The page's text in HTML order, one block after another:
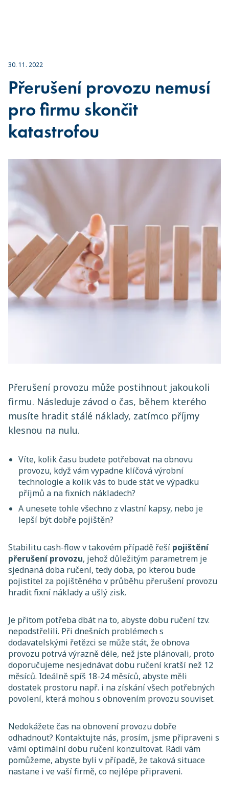
30. 11. 2022
Přerušení provozu nemusí
pro firmu skončit
katastrofou
Přerušení provozu může postihnout jakoukoli
firmu. Následuje závod o čas, během kterého
musíte hradit stálé náklady, zatímco příjmy
klesnou na nulu.
Víte, kolik času budete potřebovat na obnovu
provozu, když vám vypadne klíčová výrobní
technologie a kolik vás to bude stát ve výpadku
příjmů a na fixních nákladech?
A unesete tohle všechno z vlastní kapsy, nebo je
lepší být dobře pojištěn?
Stabilitu cash-flow v takovém případě řeší pojištění
přerušení provozu, jehož důležitým parametrem je
sjednaná doba ručení, tedy doba, po kterou bude
pojistitel za pojištěného v průběhu přerušení provozu
hradit fixní náklady a ušlý zisk.
Je přitom potřeba dbát na to, abyste dobu ručení tzv.
nepodstřelili. Při dnešních problémech s
dodavatelskými řetězci se může stát, že obnova
provozu potrvá výrazně déle, než jste plánovali, proto
doporučujeme nesjednávat dobu ručení kratší než 12
měsíců. Ideálně spíš 18-24 měsíců, abyste měli
dostatek prostoru např. i na získání všech potřebných
povolení, která mohou s obnovením provozu souviset.
Nedokážete čas na obnovení provozu dobře
odhadnout? Kontaktujte nás, prosím, jsme připraveni s
vámi optimální dobu ručení konzultovat. Rádi vám
pomůžeme, abyste byli v případě, že taková situace
nastane i ve vaší firmě, co nejlépe připraveni.